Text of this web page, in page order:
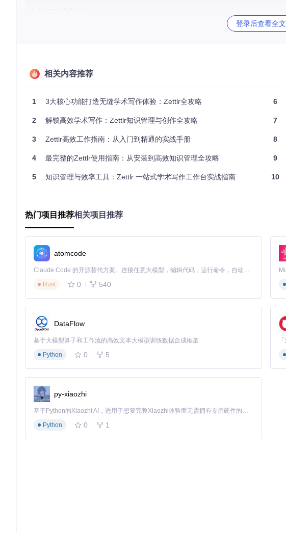
# 克隆仓库
npm install
# 构建项目
选择界面语言（支持 20+ 种语言）
设置默认工作目录
配置自动保存频率（推荐 2 分钟）
启用拼写检查（支持多语言词典）
核心价值
操作步骤
创建笔记：使用Ctrl+N(Windows/Linux) 或Cmd+N
：系统自动生成基于时间戳的唯一ID（如
建立链接
文件链接：[[文件名]]
标签关联：使用
应用场景
学术论文写作中的文献笔记关联
学习过程中的概念地图构建
登录后查看全文
相关内容推荐
1 3大核心功能打造无缝学术写作体验：Zettlr全攻略
2 解锁高效学术写作：Zettlr知识管理与创作全攻略
3 Zettlr高效工作指南：从入门到精通的实战手册
4 最完整的Zettlr使用指南：从安装到高效知识管理全攻略
5 知识管理与效率工具：Zettlr 一站式学术写作工作台实战指南
6
7
8
9
10
热门项目推荐相关项目推荐
atomcode
Claude Code 的开源替代方案。连接任意大模型，编辑代码，运行命令，自动验证 — 全自动执行。用 Rust 构建，极致性能。 ｜ An open-source alternative to Claude Code. Connect any LLM, edit code, run commands, and verify changes — autonomously. Built in Rust for speed. Get Started
Rust
0 540
DataFlow
基于大模型算子和工作流的高效文本大模型训练数据合成框架
Python
0 5
py-xiaozhi
基于Python的Xiaozhi AI，适用于想要完整Xiaozhi体验而无需拥有专用硬件的用户。
Python
0 1